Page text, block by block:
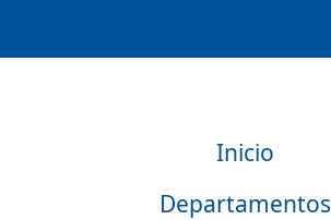
Inicio
Departamentos